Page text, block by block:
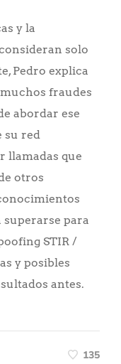
y la
solo
Pedro explica
fraudes
abordar ese
su red
llamadas que
otros
superarse para
STIR /
y posibles
antes.
135